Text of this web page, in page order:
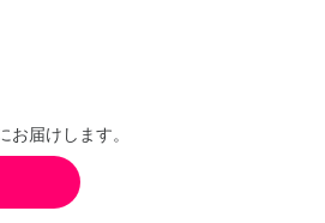
届けします。